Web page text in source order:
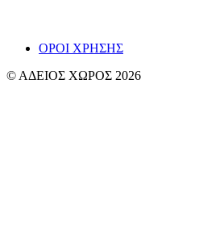
ΟΡΟΙ ΧΡΗΣΗΣ
© ΑΔΕΙΟΣ ΧΩΡΟΣ 2026